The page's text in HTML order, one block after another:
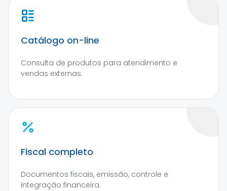
Catálogo on-line
Consulta de produtos para atendimento e
vendas externas.
Fiscal completo
Documentos fiscais, emissão, controle e
integração financeira.